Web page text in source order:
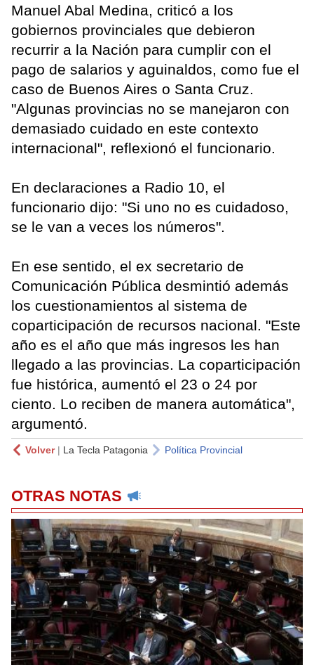
Manuel Abal Medina, criticó a los
gobiernos provinciales que debieron
recurrir a la Nación para cumplir con el
pago de salarios y aguinaldos, como fue el
caso de Buenos Aires o Santa Cruz.
"Algunas provincias no se manejaron con
demasiado cuidado en este contexto
internacional", reflexionó el funcionario.
En declaraciones a Radio 10, el
funcionario dijo: "Si uno no es cuidadoso,
se le van a veces los números".
En ese sentido, el ex secretario de
Comunicación Pública desmintió además
los cuestionamientos al sistema de
coparticipación de recursos nacional. "Este
año es el año que más ingresos les han
llegado a las provincias. La coparticipación
fue histórica, aumentó el 23 o 24 por
ciento. Lo reciben de manera automática",
argumentó.
Volver| La Tecla Patagonia Política Provincial
OTRAS NOTAS